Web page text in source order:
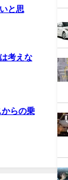
と思
考えな
らの乗